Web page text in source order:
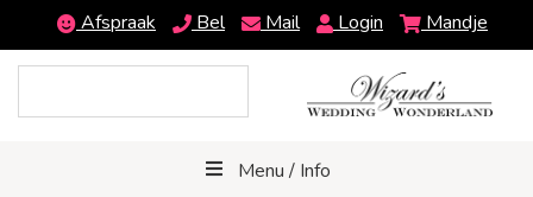
Afspraak Bel Mail Login Mandje
Menu / Info